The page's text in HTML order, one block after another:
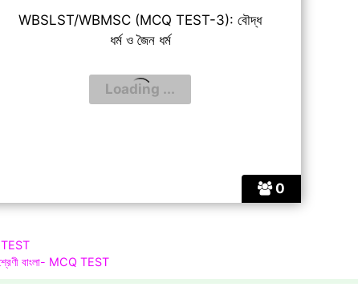
0
WBSLST/WBMSC (MCQ TEST-3): বৌদ্ধ
ধর্ম ও জৈন ধর্ম
TEST
বাংলা- MCQ TEST